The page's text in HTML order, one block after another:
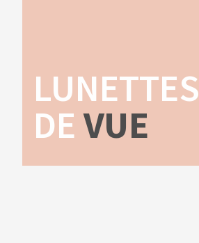
LUNETTES
DEVUE